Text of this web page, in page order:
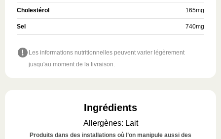
Cholestérol 165mg
Sel 740mg
Les informations nutritionnelles peuvent varier légèrement
jusqu'au moment de la livraison.
Ingrédients
Allergènes: Lait
Produits dans des installations où l’on manipule aussi des